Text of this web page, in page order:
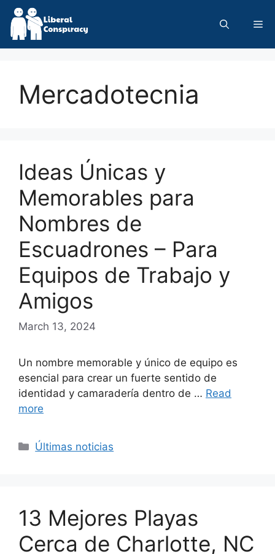
Skip
content
Mercadotecnia
Ideas Únicas y
Memorables para
Nombres de
Escuadrones – Para
Equipos de Trabajo y
Amigos
March 13, 2024
Un nombre memorable y único de equipo es
esencial para crear un fuerte sentido de
identidad y camaradería dentro de … Read
more
Categories
Últimas noticias
13 Mejores Playas
Cerca de Charlotte, NC